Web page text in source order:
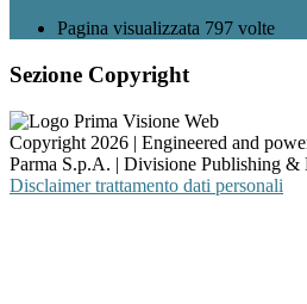
Pagina visualizzata 797 volte
Sezione Copyright
Copyright 2026 | Engineered and
Parma S.p.A. | Divisione Publishing &
Disclaimer trattamento dati personali